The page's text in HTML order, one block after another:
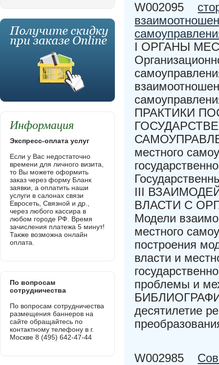
W002095
I ОРГАНЫ
ПРАКТИКИ
местного
III
ВЛАСТИ С
Модели
местного
построения
власти и
проблемы и
десятилетие
W002985
Информация
Экспресс-оплата услуг
Если у Вас недостаточно
времени для личного визита,
то Вы можете оформить
заказ через форму Бланк
заявки, а оплатить наши
услуги в салонах связи
Евросеть, Связной и др.,
через любого кассира в
любом городе РФ. Время
зачисления платежа 5 минут!
Также возможна онлайн
оплата.
По вопросам
сотрудничества
По вопросам сотрудничества
размещения баннеров на
сайте обращайтесь по
контактному телефону в г.
Москве 8 (495) 642-47-44